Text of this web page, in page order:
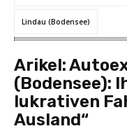
Lindau (Bodensee)
Arikel:
(Bodensee):
lukrativen
Ausland“